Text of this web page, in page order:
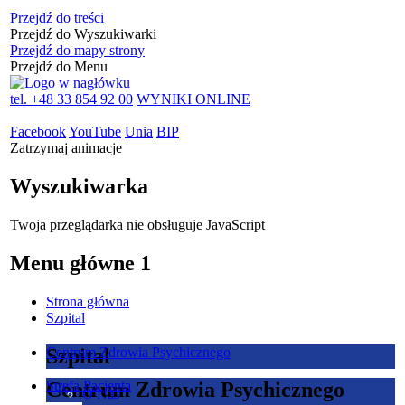
Przejdź do treści
Przejdź do Wyszukiwarki
Przejdź do mapy strony
Przejdź do Menu
tel. +48 33 854 92 00 WYNIKI ONLINE
FacebookYouTube Unia BIP
Zatrzymaj animacje
Wyszukiwarka
Twoja przeglądarka nie obsługuje JavaScript
Menu główne 1
Strona główna
Szpital
Szpital
O Nas
Centrum Zdrowia Psychicznego
Centrum Zdrowia Psychicznego
Strefa Pacjenta